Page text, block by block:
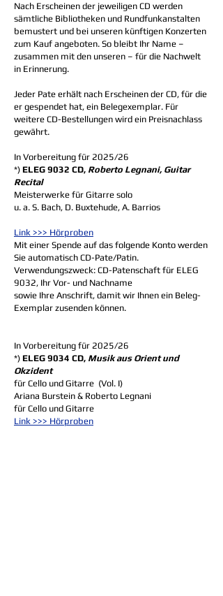
Nach Erscheinen der jeweiligen CD werden
sämtliche Bibliotheken und Rundfunkanstalten
bemustert und bei unseren künftigen Konzerten
zum Kauf angeboten. So bleibt Ihr Name –
zusammen mit den unseren – für die Nachwelt
in Erinnerung.
Jeder Pate erhält nach Erscheinen der CD, für die
er gespendet hat, ein Belegexemplar. Für
weitere CD-Bestellungen wird ein Preisnachlass
gewährt.
In Vorbereitung für 2025/26
*) ELEG 9032 CD, Roberto Legnani, Guitar
Recital
Meisterwerke für Gitarre solo
u. a. S. Bach, D. Buxtehude, A. Barrios
Link >>> Hörproben
Mit einer Spende auf das folgende Konto werden
Sie automatisch CD-Pate/Patin.
Verwendungszweck: CD-Patenschaft für ELEG
9032, Ihr Vor- und Nachname
sowie Ihre Anschrift, damit wir Ihnen ein Beleg-
Exemplar zusenden können.
In Vorbereitung für 2025/26
*) ELEG 9034 CD, Musik aus Orient und
Okzident
für Cello und Gitarre (Vol. I)
Ariana Burstein & Roberto Legnani
für Cello und Gitarre
Link >>> Hörproben